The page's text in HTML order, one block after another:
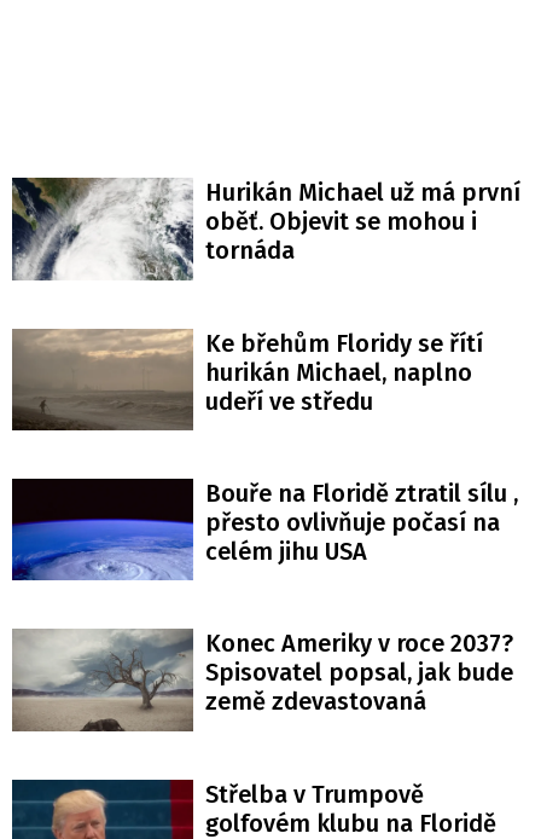
Hurikán Michael už má první
oběť. Objevit se mohou i
tornáda
Ke břehům Floridy se řítí
hurikán Michael, naplno
udeří ve středu
Bouře na Floridě ztratil sílu ,
přesto ovlivňuje počasí na
celém jihu USA
Konec Ameriky v roce 2037?
Spisovatel popsal, jak bude
země zdevastovaná
Střelba v Trumpově
golfovém klubu na Floridě